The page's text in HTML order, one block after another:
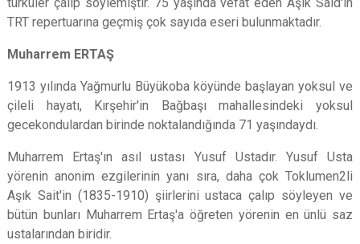
TRT repertuarına geçmiş çok sayıda eseri bulunmaktadır.
Muharrem ERTAŞ
1913 yılında Yağmurlu Büyükoba köyünde başlayan yoksul ve
çileli hayatı, Kırşehir'in Bağbaşı mahallesindeki yoksul
gecekondulardan birinde noktalandığında 71 yaşındaydı.
Muharrem Ertaş'ın asıl ustası Yusuf Ustadır. Yusuf Usta
yörenin anonim ezgilerinin yanı sıra, daha çok Toklumen2li
Aşık Sait'in (1835-1910) şiirlerini ustaca çalıp söyleyen ve
bütün bunları Muharrem Ertaş'a öğreten yörenin en ünlü saz
ustalarından biridir.